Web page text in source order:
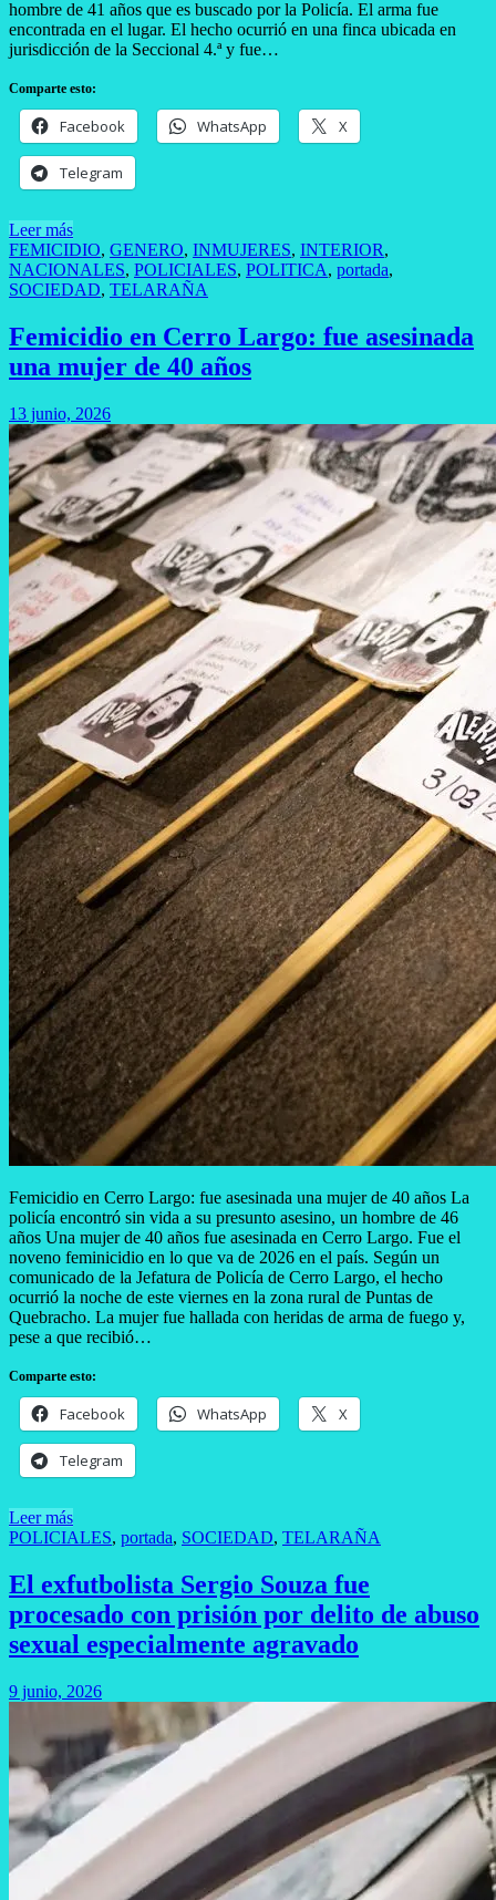
hombre de 41 años que es buscado por la Policía. El arma fue
encontrada en el lugar. El hecho ocurrió en una finca ubicada en
jurisdicción de la Seccional 4.ª y fue…
Comparte esto:
Facebook WhatsApp X
Telegram
Leer más
FEMICIDIO, GENERO, INMUJERES, INTERIOR,
NACIONALES, POLICIALES, POLITICA, portada,
SOCIEDAD, TELARAÑA
Femicidio en Cerro Largo: fue asesinada
una mujer de 40 años
13 junio, 2026
Femicidio en Cerro Largo: fue asesinada una mujer de 40 años La
policía encontró sin vida a su presunto asesino, un hombre de 46
años Una mujer de 40 años fue asesinada en Cerro Largo. Fue el
noveno feminicidio en lo que va de 2026 en el país. Según un
comunicado de la Jefatura de Policía de Cerro Largo, el hecho
ocurrió la noche de este viernes en la zona rural de Puntas de
Quebracho. La mujer fue hallada con heridas de arma de fuego y,
pese a que recibió…
Comparte esto:
Facebook WhatsApp X
Telegram
Leer más
POLICIALES, portada, SOCIEDAD, TELARAÑA
El exfutbolista Sergio Souza fue
procesado con prisión por delito de abuso
sexual especialmente agravado
9 junio, 2026